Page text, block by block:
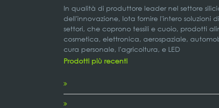
In qualità di produttore leader nel settore
dell'innovazione, Iota fornire l'intero soluzioni
settori, che coprono tessili e cuoio, prodotti
cosmetica, elettronica, aerospaziale,
cura personale, l'agricoltura, e LED
Prodotti più recenti